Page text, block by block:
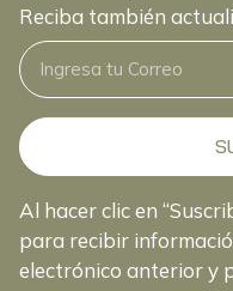
Reciba también
Al hacer clic en
para recibir
electrónico anterior y